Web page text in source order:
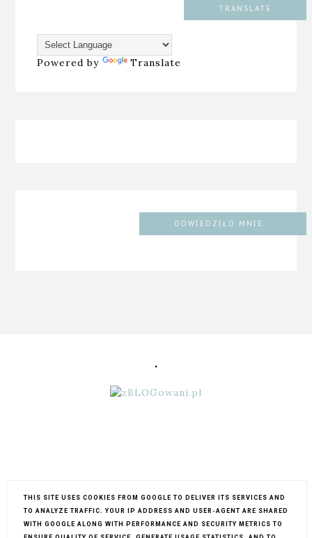
TRANSLATE
Powered by Translate
ODWIEDZIŁO MNIE...
.
THIS SITE USES COOKIES FROM GOOGLE TO DELIVER ITS SERVICES AND
TO ANALYZE TRAFFIC. YOUR IP ADDRESS AND USER-AGENT ARE SHARED
WITH GOOGLE ALONG WITH PERFORMANCE AND SECURITY METRICS TO